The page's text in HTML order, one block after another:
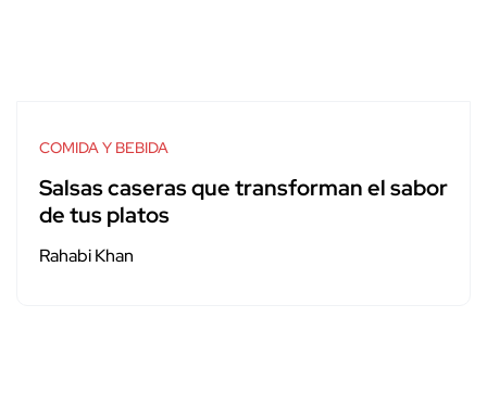
COMIDA Y BEBIDA
Salsas caseras que transforman el sabor
de tus platos
Rahabi Khan